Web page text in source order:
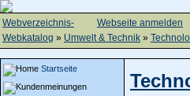
Webseite anmelden
Webverzeichnis-
Webkatalog » Umwelt & Technik »
Startseite